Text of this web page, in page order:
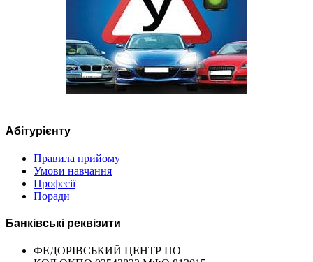
Абітурієнту
Правила прийому
Умови навчання
Професії
Поради
Банківські реквізити
ФЕДОРІВСЬКИЙ ЦЕНТР ПО